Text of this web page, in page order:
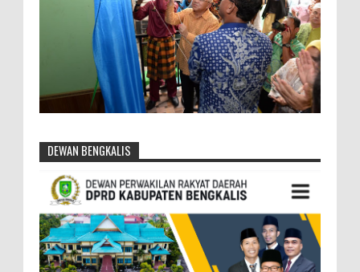
DEWAN BENGKALIS